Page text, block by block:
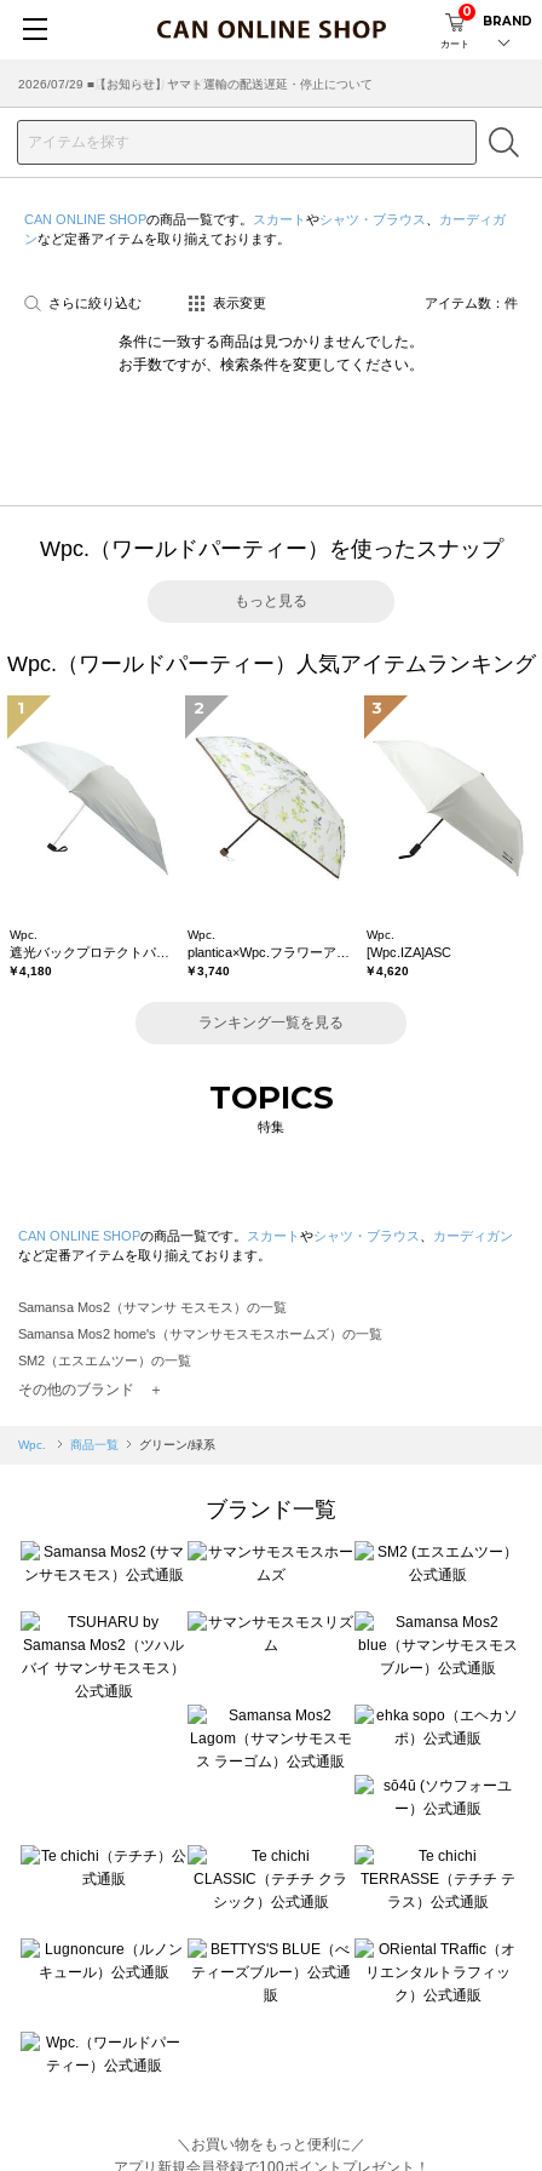
カート
0
BRAND
2026/07/29 ■【お知らせ】ヤマト運輸の配送遅延・停止について
2026/03/18 ■店舗受け取りサービスのご案内
CAN ONLINE SHOPの商品一覧です。 スカート やシャツ・ブラウス
カーディガ
ンなど定番アイテムを取り揃えております。
さらに絞り込む 表示変更 アイテム数： 件
条件に一致する商品は見つかりませんでした。
お手数ですが、検索条件を変更してください。
Wpc.（ワールドパーティー）を使ったスナップ
もっと見る
Wpc.（ワールドパーティー）人気アイテムランキング
1
Wpc.
￥4,180
2
Wpc.
￥3,740
3
Wpc.
[Wpc.IZA]ASC
￥4,620
ランキング一覧を見る
TOPICS
特集
CAN ONLINE SHOPの商品一覧です。 スカート やシャツ・ブラウス
カーディガン
など定番アイテムを取り揃えております。
Samansa Mos2（サマンサ モスモス）の一覧
Samansa Mos2 home's（サマンサモスモスホームズ）の一覧
SM2（エスエムツー）の一覧
TSUHARU by Samansa Mos2（ツハルバイサマンサモスモス）の一覧
Samansa Mos2 blue（サマンサモスモス ブルー）の一覧
Te chichi（テチチ）の一覧
Te chichi CLASSIC（テチチ クラシック）の一覧
Lugnoncure（ルノンキュール）の一覧
BETTY'S BLUE（べティーズブルー）の一覧
Wpc.（ワールドパーティー）の一覧
その他のブランド ＋
Wpc. 商品一覧 グリーン/緑系
ブランド一覧
＼お買い物をもっと便利に／
アプリ新規会員登録で100ポイントプレゼント！